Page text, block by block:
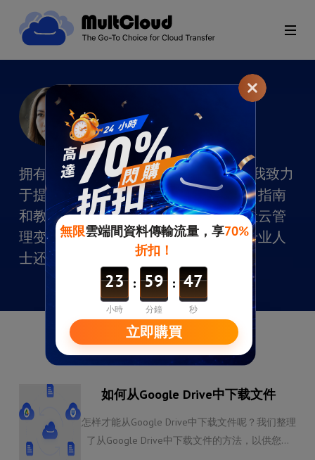
Emma
职位：专栏作家
拥有超过6年的云管理领域写作经验，我致力
于提供清晰、简洁且用户友好的文章、指南
和教程。我的目标是简化复杂概念，让云管
理变得易于理解，无论是技术精湛的专业人
士还是入门新手都能从中受益。
如何从Google Drive中下载文件
怎样才能从Google Drive中下载文件呢？我们整理
了从Google Drive中下载文件的方法，以供您参